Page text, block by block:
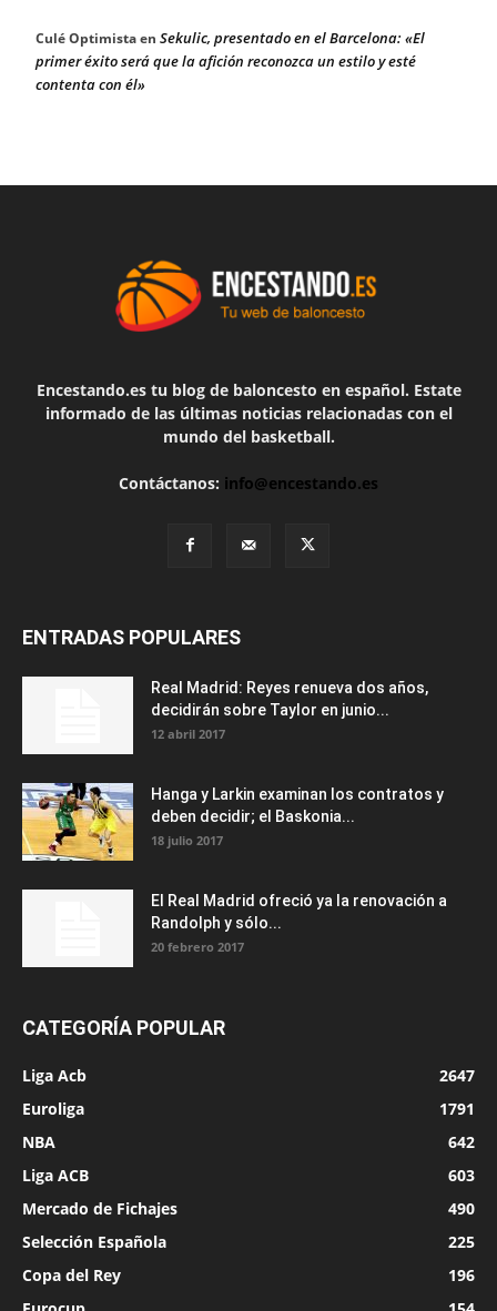
Culé Optimistaen Sekulic, presentado en el Barcelona: «El
primer éxito será que la afición reconozca un estilo y esté
contenta con él»
Encestando.es tu blog de baloncesto en español. Estate
informado de las últimas noticias relacionadas con el
mundo del basketball.
Contáctanos: info@encestando.es
ENTRADAS POPULARES
Real Madrid: Reyes renueva dos años,
decidirán sobre Taylor en junio...
12 abril 2017
Hanga y Larkin examinan los contratos y
deben decidir; el Baskonia...
18 julio 2017
El Real Madrid ofreció ya la renovación a
Randolph y sólo...
20 febrero 2017
CATEGORÍA POPULAR
Liga Acb
2647
Euroliga
1791
NBA
642
Liga ACB
603
Mercado de Fichajes
490
Selección Española
225
Copa del Rey
196